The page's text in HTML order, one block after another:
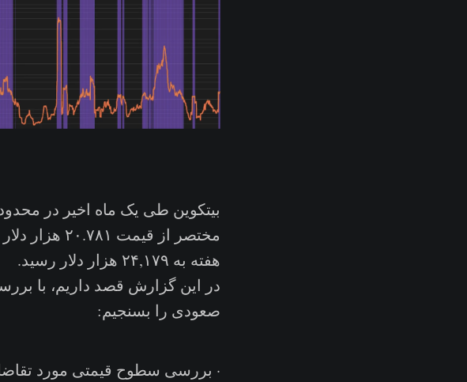
بیتکوین طی یک ماه اخیر در
هفته به ۲۴,۱۷۹ هزار دلار رسید.
در این گزارش قصد داریم، با
صعودی را بسنجیم:
· بررسی سطوح قیمتی مورد